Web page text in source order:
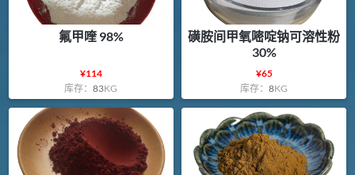
氟甲喹 98%
¥114
库存：83KG
磺胺间甲氧嘧啶钠可溶性粉
30%
¥65
库存：8KG